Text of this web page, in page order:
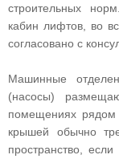
строительных
кабин лифтов, во
согласовано с
Машинные
(насосы)
помещениях
крышей обычно
пространство,